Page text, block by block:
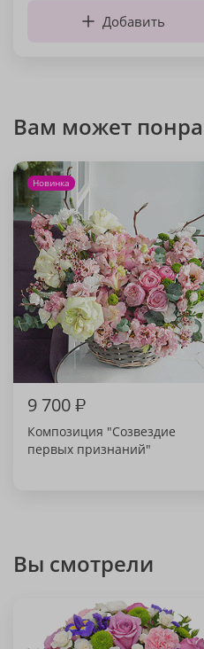
Добавить
Вам может
Новинка
9 700₽
Композиция "Созвездие
первых признаний"
Вы смотрели